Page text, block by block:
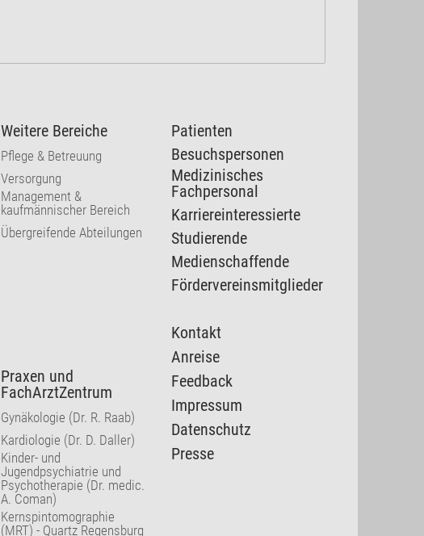
Weitere Bereiche
Pflege & Betreuung
Versorgung
Management &
kaufmännischer Bereich
Übergreifende Abteilungen
Praxen und
FachArztZentrum
Gynäkologie (Dr. R. Raab)
Kardiologie (Dr. D. Daller)
Kinder- und
Jugendpsychiatrie und
Psychotherapie (Dr. medic.
A. Coman)
Kernspintomographie
(MRT) - Quartz Regensburg
Patienten
Besuchspersonen
Medizinisches
Fachpersonal
Karriereinteressierte
Studierende
Medienschaffende
Fördervereinsmitglieder
Kontakt
Anreise
Feedback
Impressum
Datenschutz
Presse